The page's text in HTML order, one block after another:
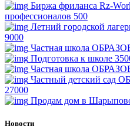
Биржа фриланса Rz-
профессионалов 500
Летний городской
9000
Частная школа
Подготовка к школе
Частная школа
Частный детский
27000
Продам дом в
Новости